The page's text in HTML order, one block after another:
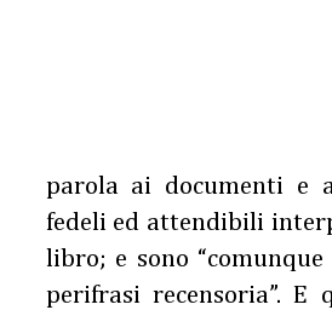
parola ai documenti e
fedeli ed attendibili
libro; e sono
perifrasi recensoria”. E